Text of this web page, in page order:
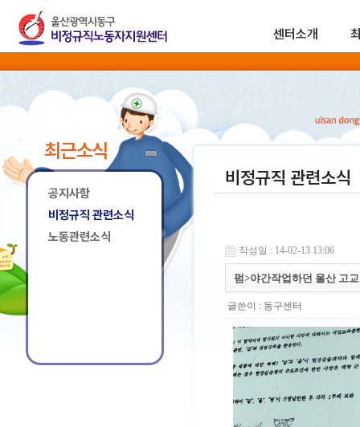
센터소개
최근소식
공지사항
비정규직 관련소식
노동관련소식
비정규직 관련소식
작성일 : 14-02-13 13:06
펌>야간작업하던 울산 고
글쓴이 : 동구센터